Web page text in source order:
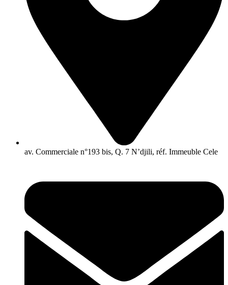
av. Commerciale n°193 bis, Q. 7 N’djili, réf. Immeuble Cele